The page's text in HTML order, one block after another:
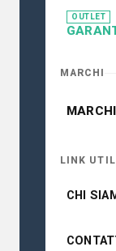
OUTLET
MARCHI
MARCHI
LINK UTILI
CHI